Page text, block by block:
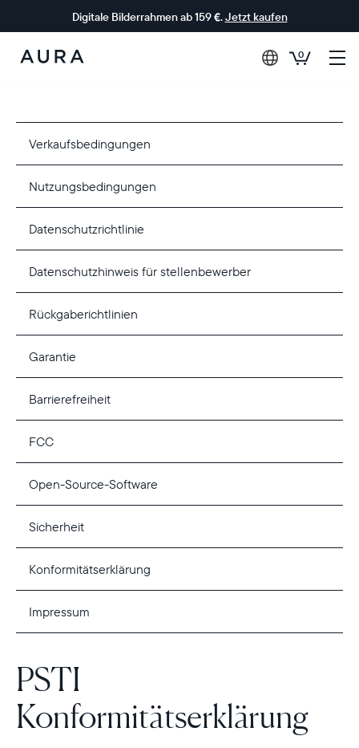
Digitale Bilderrahmen ab 159 €.Jetzt kaufen
Aura-
0
Verkaufsbedingungen
Nutzungsbedingungen
Datenschutzrichtlinie
Datenschutzhinweis für stellenbewerber
Rückgaberichtlinien
Garantie
Barrierefreiheit
FCC
Open-Source-Software
Sicherheit
Konformitätserklärung
Impressum
PSTI
Konformitätserklärung